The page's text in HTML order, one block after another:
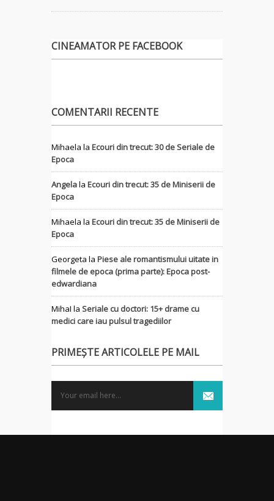
CINEAMATOR PE FACEBOOK
COMENTARII RECENTE
Mihaela la Ecouri din trecut: 30 de Seriale de
Epoca
Angelala Ecouri din trecut: 35 de Miniserii de
Epoca
Mihaela la Ecouri din trecut: 35 de Miniserii de
Epoca
Georgeta la Piese ale romantismului uitate in
filmele de epoca (prima parte): Epoca post-
edwardiana
MihaI la Seriale cu doctori: 15+ drame cu
medici care iau pulsul tragediilor
PRIMEȘTE ARTICOLELE PE MAIL